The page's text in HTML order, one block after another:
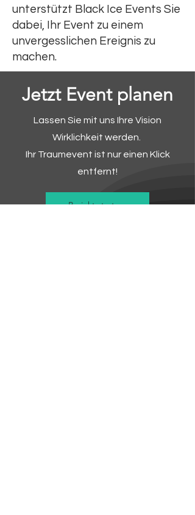
unterstützt Black Ice Events Sie
dabei, Ihr Event zu einem
unvergesslichen Ereignis zu
machen.
Jetzt Event planen
Lassen Sie mit uns Ihre Vision
Wirklichkeit werden.
Ihr Traumevent ist nur einen Klick
entfernt!
Projekt starten